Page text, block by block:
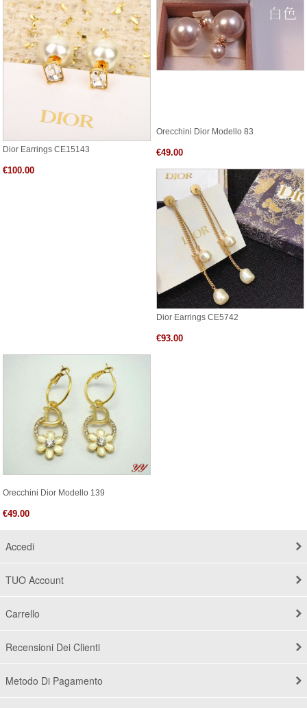
Dior Earrings CE15143
€100.00
Orecchini Dior Modello 83
€49.00
Dior Earrings CE5742
€93.00
Orecchini Dior Modello 139
€49.00
Accedi
TUO Account
Carrello
Recensioni Dei Clienti
Metodo Di Pagamento